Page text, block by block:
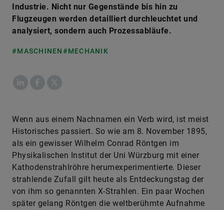
Industrie. Nicht nur Gegenstände bis hin zu
Flugzeugen werden detailliert durchleuchtet und
analysiert, sondern auch Prozessabläufe.
#MASCHINEN#MECHANIK
LinkedInFacebook
X
Wenn aus einem Nachnamen ein Verb wird, ist meist
Historisches passiert. So wie am 8. November 1895,
als ein gewisser Wilhelm Conrad Röntgen im
Physikalischen Institut der Uni Würzburg mit einer
Kathodenstrahlröhre herumexperimentierte. Dieser
strahlende Zufall gilt heute als Entdeckungstag der
von ihm so genannten X-Strahlen. Ein paar Wochen
später gelang Röntgen die weltberühmte Aufnahme